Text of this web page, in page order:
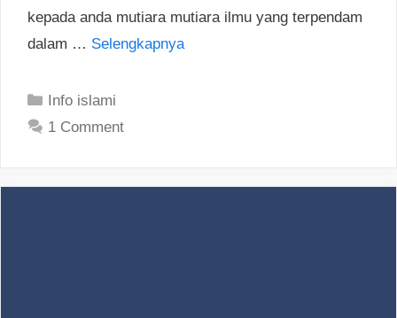
kepada anda mutiara mutiara ilmu yang terpendam
dalam … Selengkapnya
Categories
Info islami
1 Comment